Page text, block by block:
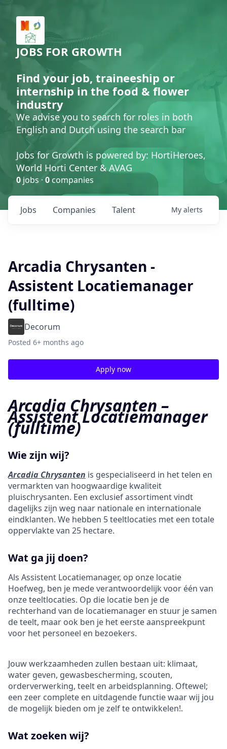
JOBS FOR GROWTH
Find your job, traineeship or
internship in the food & flower
industry
We advise you to search for roles in both
English and Dutch using the search bar
Jobs for Growth is powered by: HortiHeroes,
World Horti Center & AVAG
0 jobs · 0 companies
Jobs Companies Talent My alerts
Arcadia Chrysanten -
Assistent Locatiemanager
(fulltime)
Decorum
Posted 6+ months ago
Apply now
Arcadia Chrysanten –
Assistent Locatiemanager
(fulltime)
Wie zijn wij?
Arcadia Chrysanten is gespecialiseerd in het telen en
vermarkten van hoogwaardige kwaliteit
pluischrysanten. Een exclusief assortiment vindt
dagelijks zijn weg naar nationale en internationale
eindklanten. We hebben 5 teeltlocaties met een totale
oppervlakte van 25 hectare.
Wat ga jij doen?
Als Assistent Locatiemanager, op onze locatie
Hoefweg, ben je mede verantwoordelijk voor één van
onze teeltlocaties. Op die locatie ben je de
rechterhand van de locatiemanager en stuur je samen
de teelt, maar ook ben je het eerste aanspreekpunt
voor het personeel en bezoekers.
Jouw werkzaamheden zullen bestaan uit: klimaat,
water geven, gewasbescherming, scouten,
orderverwerking, teelt en arbeidsplanning. Oftewel;
een zeer complete en uitdagende functie waar wij jou
de mogelijk bieden om je zelf te ontwikkelen!.
Wat zoeken wij?